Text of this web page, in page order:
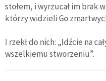
stołem, i wyrzucał im brak
którzy widzieli Go
I rzekł do nich: „Idźcie na
wszelkiemu stworzeniu”.